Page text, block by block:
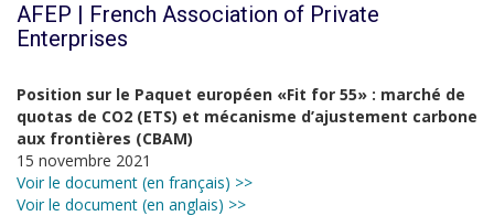
AFEP | French Association of Private
Enterprises
Position sur le Paquet européen «Fit for 55» : marché de
quotas de CO2 (ETS) et mécanisme d’ajustement carbone
aux frontières (CBAM)
15 novembre 2021
Voir le document (en français) >>
Voir le document (en anglais) >>